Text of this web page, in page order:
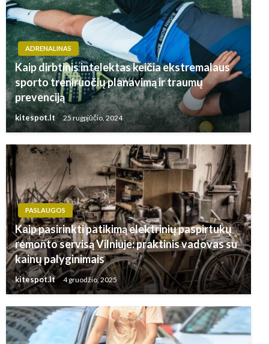
ADRENALINAS
Kaip dirbtinis intelektas keičia ekstremalaus
sporto treniruočių planavimą ir traumų
prevenciją
kitespot.lt 25 rugpjūčio, 2024
PASLAUGOS
Kaip pasirinkti patikimą elektrinių paspirtukų
remonto servisą Vilniuje: praktinis vadovas su
kainų palyginimais
kitespot.lt 4 gruodžio, 2025